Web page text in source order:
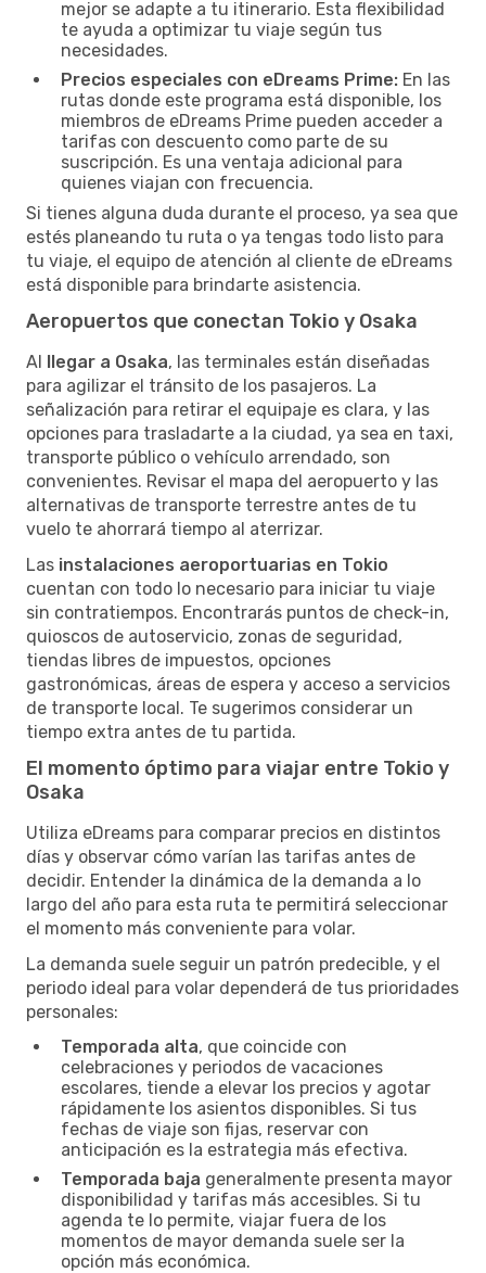
mejor se adapte a tu itinerario. Esta flexibilidad
te ayuda a optimizar tu viaje según tus
necesidades.
Precios especiales con eDreams Prime: En las
rutas donde este programa está disponible, los
miembros de eDreams Prime pueden acceder a
tarifas con descuento como parte de su
suscripción. Es una ventaja adicional para
quienes viajan con frecuencia.
Si tienes alguna duda durante el proceso, ya sea que
estés planeando tu ruta o ya tengas todo listo para
tu viaje, el equipo de atención al cliente de eDreams
está disponible para brindarte asistencia.
Aeropuertos que conectan Tokio y Osaka
Al llegar a Osaka, las terminales están diseñadas
para agilizar el tránsito de los pasajeros. La
señalización para retirar el equipaje es clara, y las
opciones para trasladarte a la ciudad, ya sea en taxi,
transporte público o vehículo arrendado, son
convenientes. Revisar el mapa del aeropuerto y las
alternativas de transporte terrestre antes de tu
vuelo te ahorrará tiempo al aterrizar.
Las instalaciones aeroportuarias en Tokio
cuentan con todo lo necesario para iniciar tu viaje
sin contratiempos. Encontrarás puntos de check-in,
quioscos de autoservicio, zonas de seguridad,
tiendas libres de impuestos, opciones
gastronómicas, áreas de espera y acceso a servicios
de transporte local. Te sugerimos considerar un
tiempo extra antes de tu partida.
El momento óptimo para viajar entre Tokio y
Osaka
Utiliza eDreams para comparar precios en distintos
días y observar cómo varían las tarifas antes de
decidir. Entender la dinámica de la demanda a lo
largo del año para esta ruta te permitirá seleccionar
el momento más conveniente para volar.
La demanda suele seguir un patrón predecible, y el
periodo ideal para volar dependerá de tus prioridades
personales:
Temporada alta, que coincide con
celebraciones y periodos de vacaciones
escolares, tiende a elevar los precios y agotar
rápidamente los asientos disponibles. Si tus
fechas de viaje son fijas, reservar con
anticipación es la estrategia más efectiva.
Temporada baja generalmente presenta mayor
disponibilidad y tarifas más accesibles. Si tu
agenda te lo permite, viajar fuera de los
momentos de mayor demanda suele ser la
opción más económica.